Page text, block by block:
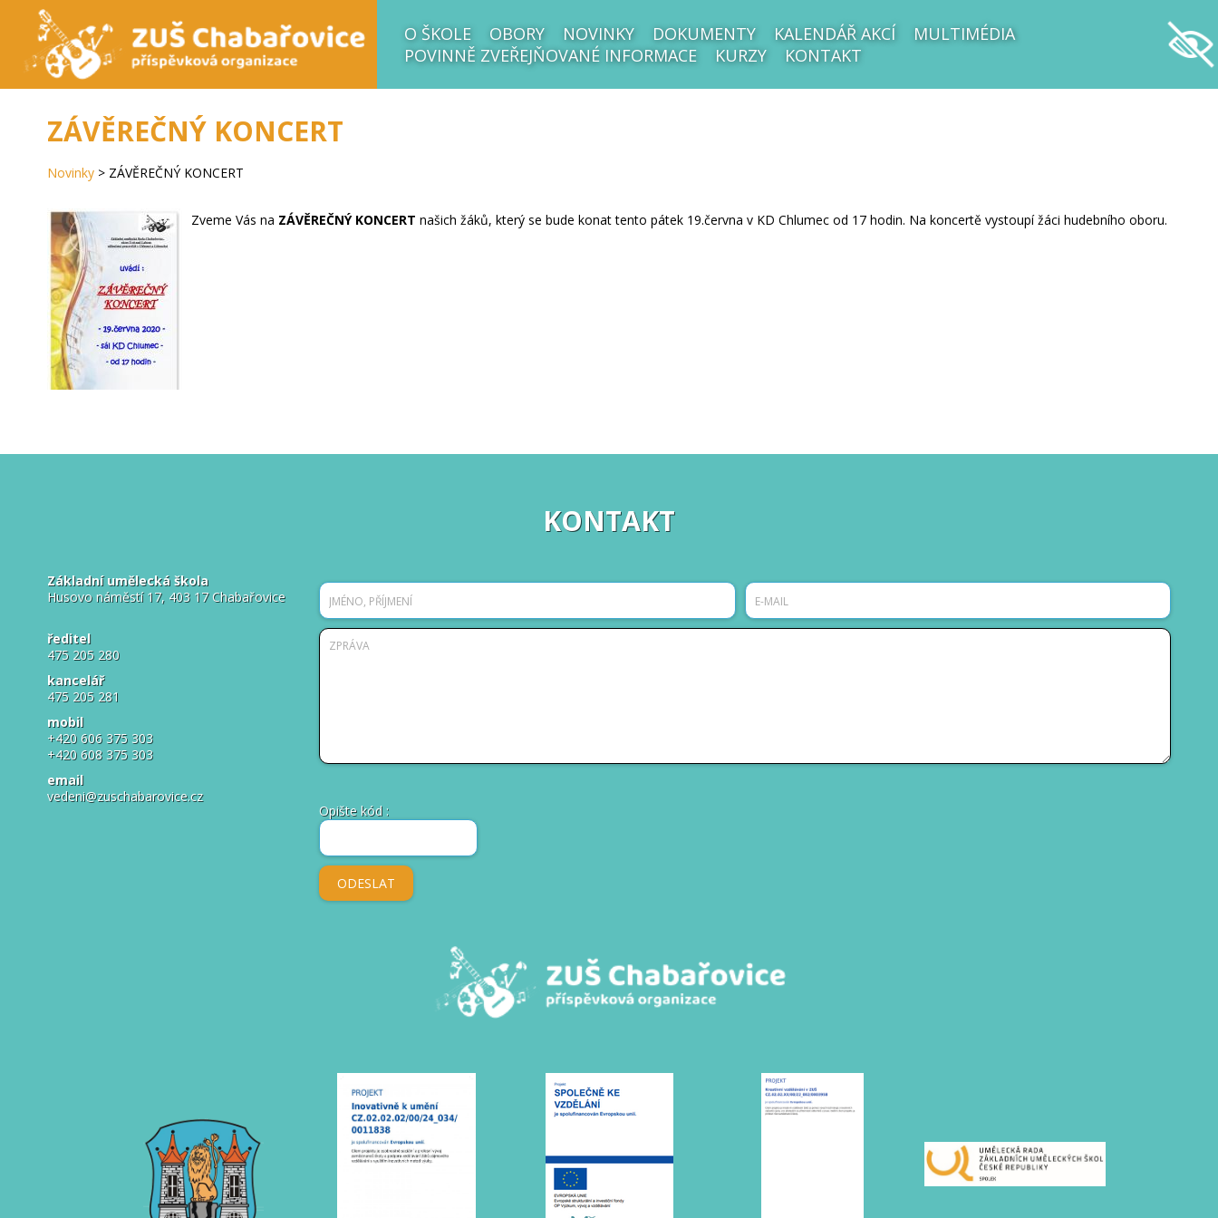
O ŠKOLE OBORY NOVINKY DOKUMENTY KALENDÁŘ AKCÍ
MULTIMÉDIA
POVINNĚ ZVEŘEJŇOVANÉ INFORMACE
KURZY KONTAKT
ZÁVĚREČNÝ KONCERT
Novinky > ZÁVĚREČNÝ KONCERT
Zveme Vás na ZÁVĚREČNÝ KONCERT našich žáků, který se bude konat tento pátek 19.června v KD Chlumec od 17 hodin. Na koncertě vystoupí žáci hudebního oboru.
KONTAKT
Základní umělecká škola
Husovo náměstí 17, 403 17 Chabařovice
ředitel
475 205 280
kancelář
475 205 281
mobil
+420 606 375 303
+420 608 375 303
email
vedeni@zuschabarovice.cz
Opište kód :